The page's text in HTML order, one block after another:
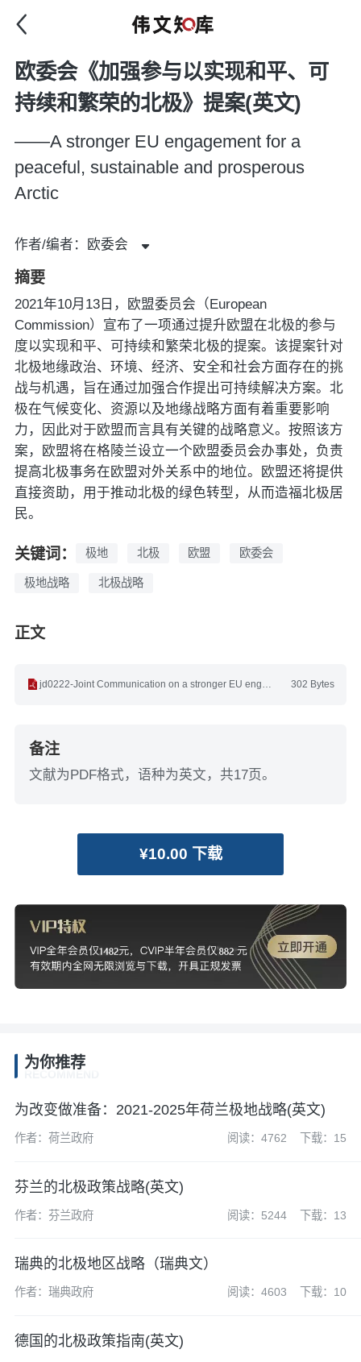
欧委会《加强参与以实现和平、可
持续和繁荣的北极》提案(英文)
——A stronger EU engagement for a
peaceful, sustainable and prosperous
Arctic
作者/编者：欧委会
摘要
2021年10月13日，欧盟委员会（European
Commission）宣布了一项通过提升欧盟在北极的参与
度以实现和平、可持续和繁荣北极的提案。该提案针对
北极地缘政治、环境、经济、安全和社会方面存在的挑
战与机遇，旨在通过加强合作提出可持续解决方案。北
极在气候变化、资源以及地缘战略方面有着重要影响
力，因此对于欧盟而言具有关键的战略意义。按照该方
案，欧盟将在格陵兰设立一个欧盟委员会办事处，负责
提高北极事务在欧盟对外关系中的地位。欧盟还将提供
直接资助，用于推动北极的绿色转型，从而造福北极居
民。
关键词： 极地 北极 欧盟 欧委会
极地战略 北极战略
正文
302 Bytes
jd0222-Joint Communication on a stronger EU engagement for a peaceful, sustainable and prosperous Arctic.pdf
备注
文献为PDF格式，语种为英文，共17页。
¥10.00 下载
为你推荐
为改变做准备：2021-2025年荷兰极地战略(英文)
作者：荷兰政府 阅读：4762 下载：15
芬兰的北极政策战略(英文)
作者：芬兰政府 阅读：5244 下载：13
瑞典的北极地区战略（瑞典文）
作者：瑞典政府 阅读：4603 下载：10
德国的北极政策指南(英文)